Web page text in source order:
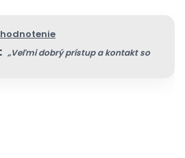
„Veľmi dobrý prístup a kontakt so